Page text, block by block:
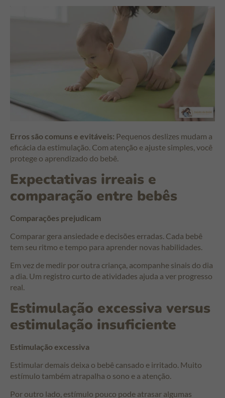
Erros são comuns e evitáveis: Pequenos deslizes mudam a
eficácia da estimulação. Com atenção e ajuste simples, você
protege o aprendizado do bebê.
Expectativas irreais e
comparação entre bebês
Comparações prejudicam
Comparar gera ansiedade e decisões erradas. Cada bebê
tem seu ritmo e tempo para aprender novas habilidades.
Em vez de medir por outra criança, acompanhe sinais do dia
a dia. Um registro curto de atividades ajuda a ver progresso
real.
Estimulação excessiva versus
estimulação insuficiente
Estimulação excessiva
Estimular demais deixa o bebê cansado e irritado. Muito
estímulo também atrapalha o sono e a atenção.
Por outro lado, estímulo pouco pode atrasar algumas